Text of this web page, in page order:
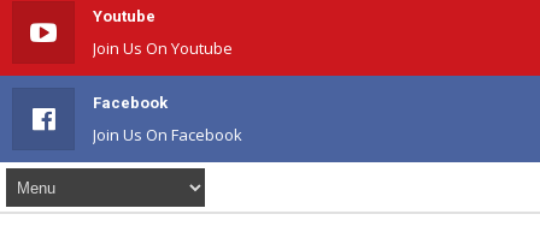
Youtube
Join Us On Youtube
Facebook
Join Us On Facebook